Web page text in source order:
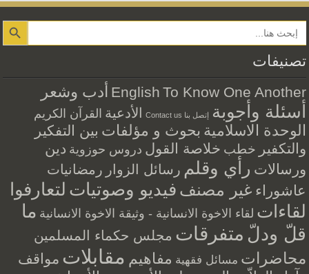
Search Button
تصنيفات
English To Know One Another أدب وشعر
أسئلة وأجوبة إتصل بنا Contact us الأدعية القرآن الكريم
الوحدة الاسلامية بحوث و مؤلفات بين التفكير
والتكفير خطب خلاصة القول دروس حوزوية دين
ورسالات رأي وقلم رسائل الزوار رمضانيات
عاشوراء غير مصنف فيديو وصوتيات لتعارفوا
لقاءات لقاء الاخوة الانسانية - وثيقة الاخوة الانسانية ما
قلّ ودلّ متفرقات مجلس حكماء المسلمين
محاضرات مسائل فقهية مفاهيم مقابلات مواقف